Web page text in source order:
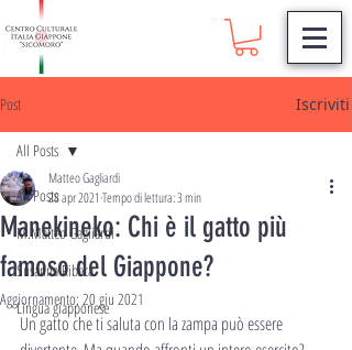
Post Iscriviti
All Posts
M.Matteo Gagliardi
Susanna Ribeca
Lingua giapponese
All Posts
Manekineko: Chi è il gatto più
famoso del Giappone?
Matteo Gagliardi
28 apr 2021 Tempo di lettura: 3 min
Aggiornamento: 20 giu 2021
Un gatto che ti saluta con la zampa può essere